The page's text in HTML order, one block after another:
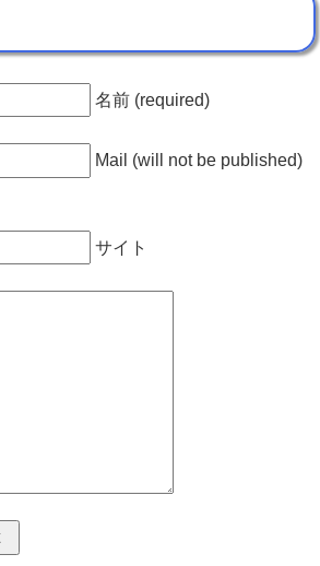
名前 (required)
Mail (will not be published)
サイト